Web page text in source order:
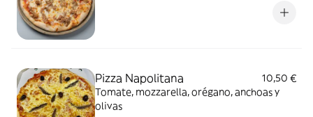
Pizza Napolitana
10,50 €
Tomate, mozzarella, orégano, anchoas y
olivas